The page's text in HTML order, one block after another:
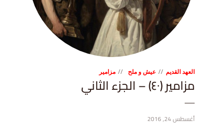
العهد القديم عيش و ملح مزامير
مزامير (٤٠) – الجزء الثاني
أغسطس 24, 2016